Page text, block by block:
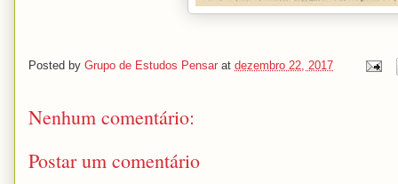
Posted by Grupo de Estudos Pensar at dezembro 22, 2017
Nenhum comentário:
Postar um comentário